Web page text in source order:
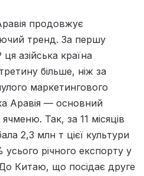
продовжує
тренд. За першу
азійська країна
більше, ніж за
маркетингового
Аравія — основний
Так, за 11 місяців
2,3 млн т цієї культури
річного експорту у
До Китаю, що посідає друге